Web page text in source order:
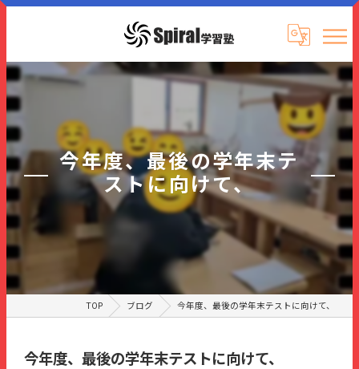
今年度、最後の学年末テ
ストに向けて、
TOP ブログ 今年度、最後の学年末テストに向けて、
今年度、最後の学年末テストに向けて、